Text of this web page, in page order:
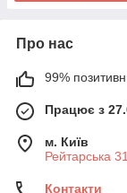
Про нас
99%
Працює з
м. Київ
Рейтарська
Контакти